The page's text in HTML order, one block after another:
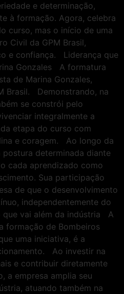
e determinação,
à formação. Agora, celebra
curso, mas o início de uma
Civil da GPM Brasil,
e confiança. Liderança que
Gonzales A formatura
de Marina Gonzales,
Brasil. Demonstrando, na
se constrói pelo
integralmente a
etapa do curso com
e coragem. Ao longo da
determinada diante
cada aprendizado como
Sua participação
de que o desenvolvimento
independentemente do
vai além da indústria A
formação de Bombeiros
uma iniciativa, é a
Ao investir na
e contribuir diretamente
a empresa amplia seu
atuando também na